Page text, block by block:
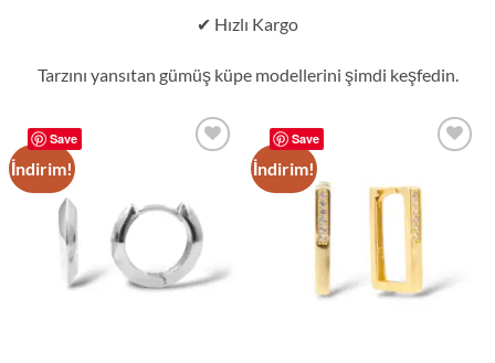
✔ Hızlı Kargo
Tarzını yansıtan gümüş küpe modellerini şimdi keşfedin.
Save
İndirim!
Save
İndirim!